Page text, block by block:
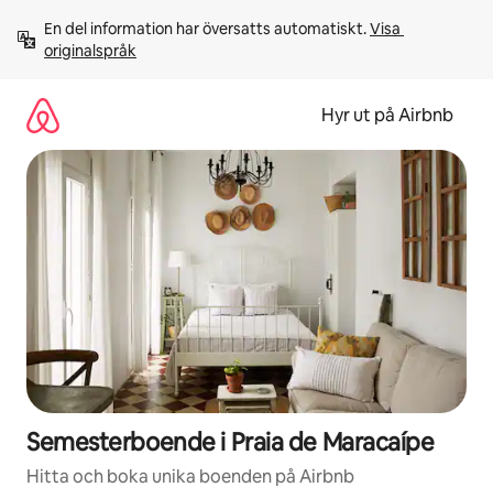
innehåll
En del information har översatts automatiskt. Visa
originalspråk
Hyr ut på Airbnb
Semesterboende i Praia de Maracaípe
Hitta och boka unika boenden på Airbnb